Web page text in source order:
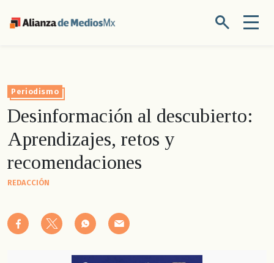
Periodismo
Desinformación al descubierto:
Aprendizajes, retos y
recomendaciones
REDACCIÓN